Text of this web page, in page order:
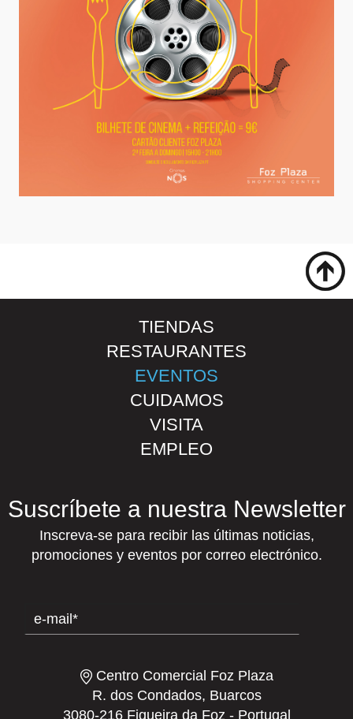
TIENDAS
RESTAURANTES
EVENTOS
CUIDAMOS
VISITA
EMPLEO
Suscríbete a nuestra Newsletter
Inscreva-se para recibir las últimas noticias,
promociones y eventos por correo electrónico.
Centro Comercial Foz Plaza
R. dos Condados, Buarcos
3080-216 Figueira da Foz - Portugal